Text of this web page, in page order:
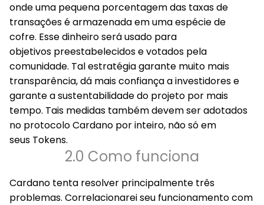
onde uma pequena porcentagem das taxas de
transações é armazenada em uma espécie de
cofre. Esse dinheiro será usado para
objetivos preestabelecidos e votados pela
comunidade. Tal estratégia garante muito mais
transparência, dá mais confiança a investidores e
garante a sustentabilidade do projeto por mais
tempo. Tais medidas também devem ser adotados
no protocolo Cardano por inteiro, não só em
seus Tokens.
2.0 Como funciona
Cardano tenta resolver principalmente três
problemas. Correlacionarei seu funcionamento com